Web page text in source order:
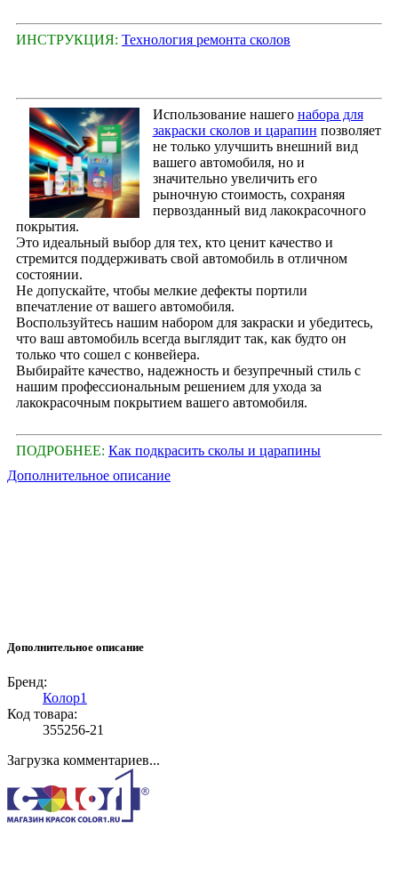
ИНСТРУКЦИЯ: Технология ремонта сколов
Использование нашего набора для
закраски сколов и царапин позволяет
не только улучшить внешний вид
вашего автомобиля, но и
значительно увеличить его
рыночную стоимость, сохраняя
первозданный вид лакокрасочного
покрытия.
Это идеальный выбор для тех, кто ценит качество и
стремится поддерживать свой автомобиль в отличном
состоянии.
Не допускайте, чтобы мелкие дефекты портили
впечатление от вашего автомобиля.
Воспользуйтесь нашим набором для закраски и убедитесь,
что ваш автомобиль всегда выглядит так, как будто он
только что сошел с конвейера.
Выбирайте качество, надежность и безупречный стиль с
нашим профессиональным решением для ухода за
лакокрасочным покрытием вашего автомобиля.
ПОДРОБНЕЕ: Как подкрасить сколы и царапины
Дополнительное описание
Дополнительное описание
Бренд:
Колор1
Код товара:
355256-21
Загрузка комментариев...